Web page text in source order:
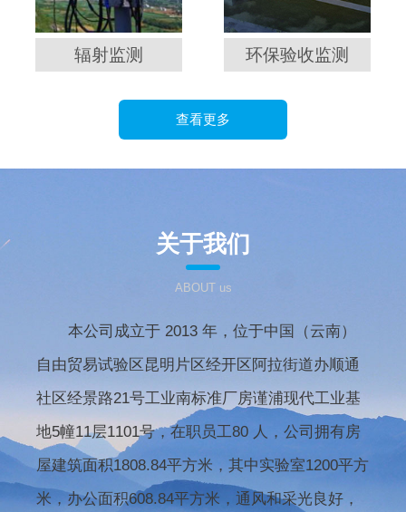
辐射监测 环保验收监测
查看更多
关于我们
ABOUT us
本公司成立于 2013 年，位于中国（云南）
自由贸易试验区昆明片区经开区阿拉街道办顺通
社区经景路21号工业南标准厂房谨浦现代工业基
地5幢11层1101号，在职员工80 人，公司拥有房
屋建筑面积1808.84平方米，其中实验室1200平方
米，办公面积608.84平方米，通风和采光良好，